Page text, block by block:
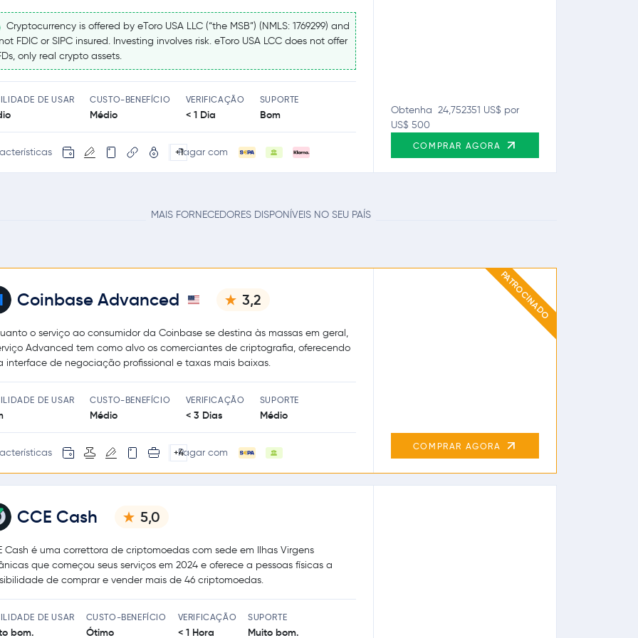
Cryptocurrency is offered by eToro USA LLC (“the MSB”) (NMLS: 1769299) and
FDIC or SIPC insured. Investing involves risk. eToro USA LCC does not offer
only real crypto assets.
DE USAR CUSTO-BENEFÍCIO
Médio
VERIFICAÇÃO
< 1 Dia
SUPORTE
Bom
+1Pagar com
Obtenha 24,752351 US$ por
US$ 500
COMPRAR AGORA
MAIS FORNECEDORES DISPONÍVEIS NO SEU PAÍS
PATROCINADO
Coinbase Advanced 3,2
o serviço ao consumidor da Coinbase se destina às massas em geral,
Advanced tem como alvo os comerciantes de criptografia, oferecendo
interface de negociação profissional e taxas mais baixas.
DE USAR CUSTO-BENEFÍCIO
Médio
VERIFICAÇÃO
< 3 Dias
SUPORTE
Médio
+4Pagar com
COMPRAR AGORA
CCE Cash 5,0
Cash é uma correttora de criptomoedas com sede em Ilhas Virgens
que começou seus serviços em 2024 e oferece a pessoas físicas a
de comprar e vender mais de 46 criptomoedas.
DE USAR
bom.
CUSTO-BENEFÍCIO
Ótimo
VERIFICAÇÃO
< 1 Hora
SUPORTE
Muito bom.